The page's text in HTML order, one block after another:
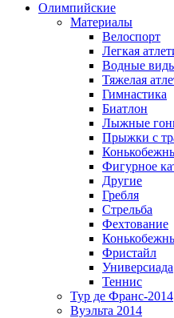
Олимпийские
Материалы
Велоспорт
Легкая
Водные
Тяжелая
Гимнастика
Биатлон
Лыжные
Прыжки с
Фигурное
Другие
Гребля
Стрельба
Фехтование
Фристайл
Универсиада
Теннис
Тур де Франс-2014
Вуэльта 2014